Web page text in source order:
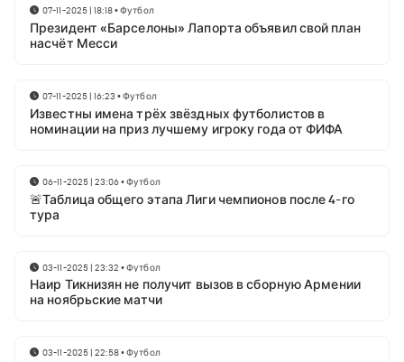
07-11-2025 | 18:18•Футбол
Президент «Барселоны» Лапорта объявил свой план
насчёт Месси
07-11-2025 | 16:23 •Футбол
Известны имена трёх звёздных футболистов в
номинации на приз лучшему игроку года от ФИФА
06-11-2025 | 23:06•Футбол
🚨Таблица общего этапа Лиги чемпионов после 4-го
тура
03-11-2025 | 23:32 •Футбол
Наир Тикнизян не получит вызов в сборную Армении
на ноябрьские матчи
03-11-2025 | 22:58•Футбол